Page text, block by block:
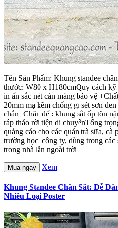
Tên Sản Phẩm: Khung standee
thước: W80 x H180cmQuy cách kỹ
in ấn sắc nét cán màng bảo vệ
20mm mạ kẽm chống gỉ sét sơn
chắn+Chân đế : khung sắt ốp tôn
ráp tháo rời tiện di chuyểnTổng
quảng cáo cho các quán trà sữa, cà
trường học, công ty, dùng trong
trong nhà lẫn ngoài trời
Mua ngay Xem
Khung Standee Chân Sắt: Dễ
Nhiều Loại Poster